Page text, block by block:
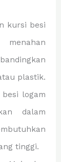
kursi besi
plastik.
logam
dalam
tinggi.